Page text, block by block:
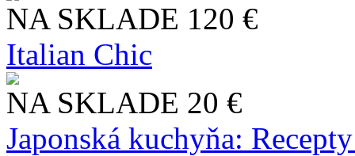
NA SKLADE 120 €
Italian Chic
NA SKLADE 20 €
Japonská kuchyňa: